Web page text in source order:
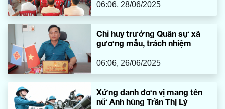
06:06, 28/06/2025
Chỉ huy trưởng Quân sự xã
gương mẫu, trách nhiệm
06:06, 26/06/2025
Xứng danh đơn vị mang tên
nữ Anh hùng Trần Thị Lý